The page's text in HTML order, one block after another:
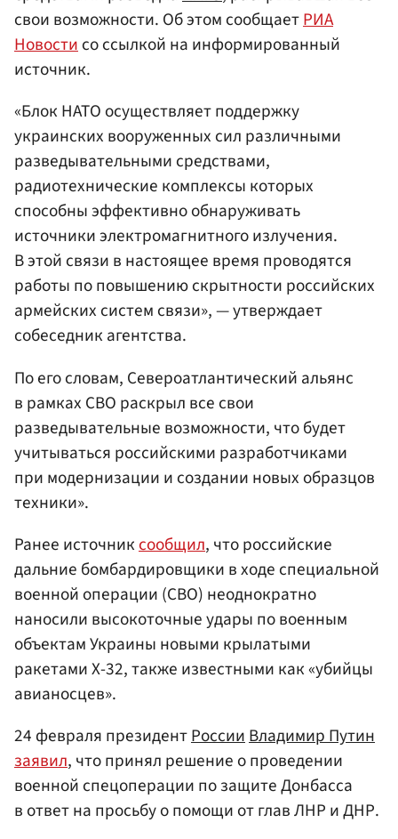
свои возможности. Об этом сообщаетРИА
Новостисо ссылкой на информированный
источник.
«Блок НАТО осуществляет поддержку
украинских вооруженных сил различными
разведывательными средствами,
радиотехнические комплексы которых
способны эффективно обнаруживать
источники электромагнитного излучения.
В этой связи в настоящее время проводятся
работы по повышению скрытности российских
армейских систем связи», — утверждает
собеседник агентства.
По его словам, Североатлантический альянс
в рамках СВО раскрыл все свои
разведывательные возможности, что будет
учитываться российскими разработчиками
при модернизации и создании новых образцов
техники».
Ранее источниксообщил, что российские
дальние бомбардировщики в ходе специальной
военной операции (СВО) неоднократно
наносили высокоточные удары по военным
объектам Украины новыми крылатыми
ракетами Х-32, также известными как «убийцы
авианосцев».
24 февраля президентРоссииВладимир Путин
заявил, что принял решение о проведении
военной спецоперации по защите Донбасса
в ответ на просьбу о помощи от глав ЛНР и ДНР.